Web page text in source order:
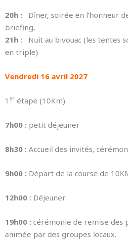
20h : Dîner, soirée en l’honneur
briefing.
21h : Nuit au bivouac (les tentes
en triple)
Vendredi 16 avril 2027
1 er étape (10Km)
7h00 : petit déjeuner
8h30 : Accueil des invités,
9h00 : Départ de la course de
12h00 : Déjeuner
19h00 : cérémonie de remise des
animée par des groupes locaux.